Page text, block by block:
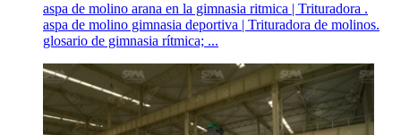
aspa de molino arana en la gimnasia ritmica | Trituradora .
aspa de molino gimnasia deportiva | Trituradora de molinos.
glosario de gimnasia rítmica; ...